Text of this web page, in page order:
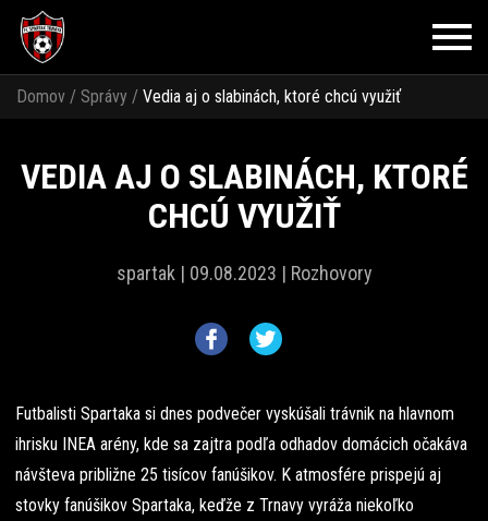
Domov / Správy / Vedia aj o slabinách, ktoré chcú využiť
VEDIA AJ O SLABINÁCH, KTORÉ
CHCÚ VYUŽIŤ
spartak | 09.08.2023 | Rozhovory
Futbalisti Spartaka si dnes podvečer vyskúšali trávnik na hlavnom
ihrisku INEA arény, kde sa zajtra podľa odhadov domácich očakáva
návšteva približne 25 tisícov fanúšikov. K atmosfére prispejú aj
stovky fanúšikov Spartaka, keďže z Trnavy vyráža niekoľko